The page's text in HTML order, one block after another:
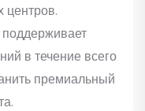
центров.
в течение всего
премиальный